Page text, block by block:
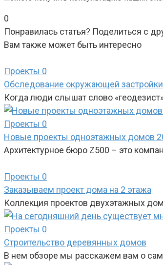
0
Понравилась статья? Поделиться с
Вам также может быть интересно
Проекты 0
Обследование окружающей
Когда люди слышат слово
Проекты 0
Новые проекты одноэтажных домов
Архитектурное бюро Z500 – это
Проекты 0
Заказываем проект дома на 2 этажа
Коллекция проектов двухэтажных
Проекты 0
Строительство деревянных домов
В нем обзоре мы расскажем вам о